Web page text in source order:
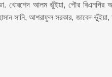
খোরশেদ আলম ভুঁইয়া, পৌর বিএনপির
সানি, আশরাফুল সরকার, জাবেদ